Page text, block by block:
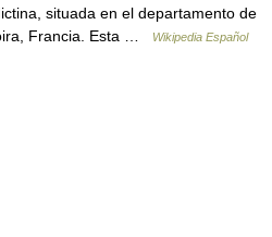
situada en el departamento de
Francia. Esta …
Wikipedia Español